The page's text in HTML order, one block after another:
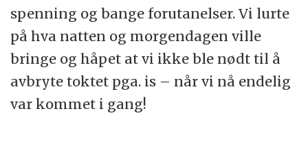
spenning og bange forutanelser. Vi lurte
på hva natten og morgendagen ville
bringe og håpet at vi ikke ble nødt til å
avbryte toktet pga. is – når vi nå endelig
var kommet i gang!